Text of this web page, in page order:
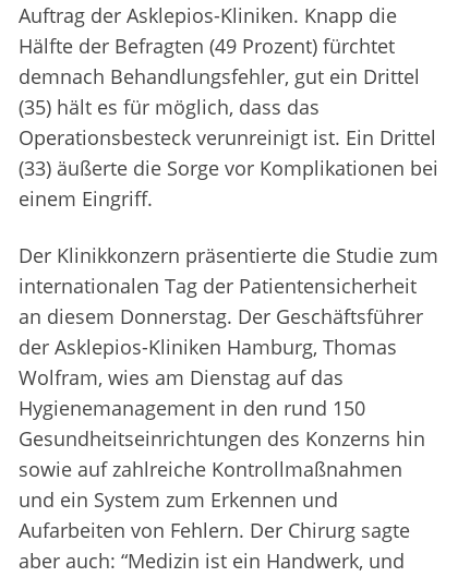
Auftrag der Asklepios-Kliniken. Knapp die
Hälfte der Befragten (49 Prozent) fürchtet
demnach Behandlungsfehler, gut ein Drittel
(35) hält es für möglich, dass das
Operationsbesteck verunreinigt ist. Ein Drittel
(33) äußerte die Sorge vor Komplikationen bei
einem Eingriff.
Der Klinikkonzern präsentierte die Studie zum
internationalen Tag der Patientensicherheit
an diesem Donnerstag. Der Geschäftsführer
der Asklepios-Kliniken Hamburg, Thomas
Wolfram, wies am Dienstag auf das
Hygienemanagement in den rund 150
Gesundheitseinrichtungen des Konzerns hin
sowie auf zahlreiche Kontrollmaßnahmen
und ein System zum Erkennen und
Aufarbeiten von Fehlern. Der Chirurg sagte
aber auch: “Medizin ist ein Handwerk, und